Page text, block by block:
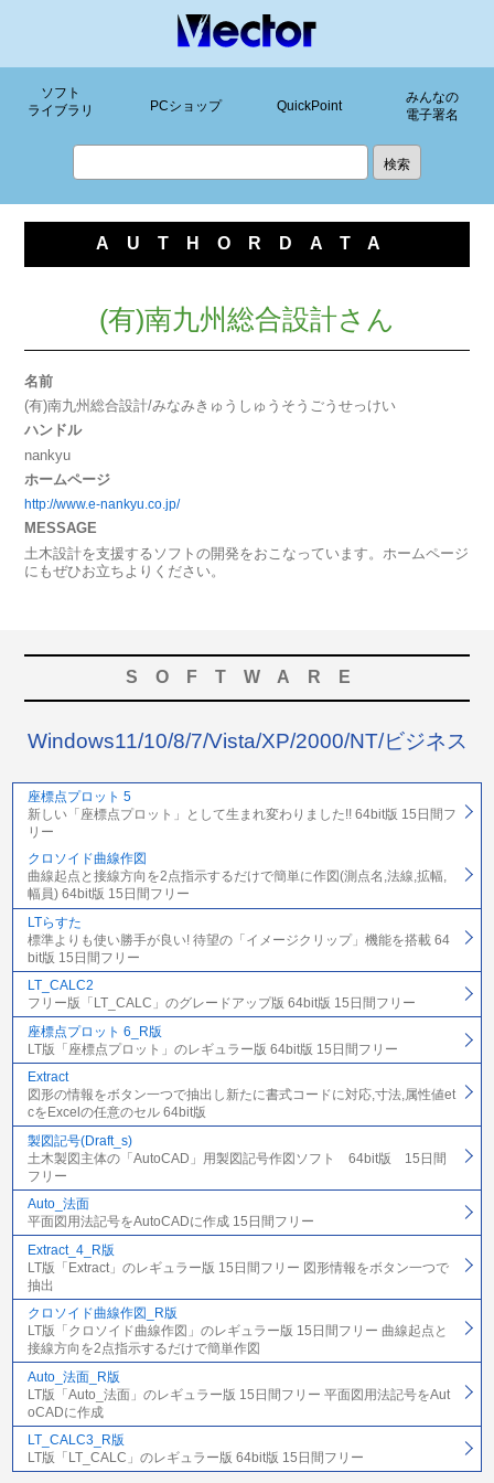
ソフト
ライブラリ
PCショップ QuickPoint
みんなの
電子署名
AUTHORDATA
(有)南九州総合設計さん
名前
(有)南九州総合設計/みなみきゅうしゅうそうごうせっけい
ハンドル
nankyu
ホームページ
http://www.e-nankyu.co.jp/
MESSAGE
土木設計を支援するソフトの開発をおこなっています。ホームページ
にもぜひお立ちよりください。
SOFTWARE
Windows11/10/8/7/Vista/XP/2000/NT/ビジネス
座標点プロット 5
新しい「座標点プロット」として生まれ変わりました!! 64bit版 15日間フ
リー
クロソイド曲線作図
曲線起点と接線方向を2点指示するだけで簡単に作図(測点名,法線,拡幅,
幅員) 64bit版 15日間フリー
LTらすた
標準よりも使い勝手が良い! 待望の「イメージクリップ」機能を搭載 64
bit版 15日間フリー
LT_CALC2
フリー版「LT_CALC」のグレードアップ版 64bit版 15日間フリー
座標点プロット 6_R版
LT版「座標点プロット」のレギュラー版 64bit版 15日間フリー
Extract
図形の情報をボタン一つで抽出し新たに書式コードに対応,寸法,属性値et
cをExcelの任意のセル 64bit版
製図記号(Draft_s)
土木製図主体の「AutoCAD」用製図記号作図ソフト 64bit版 15日間
フリー
Auto_法面
平面図用法記号をAutoCADに作成 15日間フリー
Extract_4_R版
LT版「Extract」のレギュラー版 15日間フリー 図形情報をボタン一つで
抽出
クロソイド曲線作図_R版
LT版「クロソイド曲線作図」のレギュラー版 15日間フリー 曲線起点と
接線方向を2点指示するだけで簡単作図
Auto_法面_R版
LT版「Auto_法面」のレギュラー版 15日間フリー 平面図用法記号をAut
oCADに作成
LT_CALC3_R版
LT版「LT_CALC」のレギュラー版 64bit版 15日間フリー